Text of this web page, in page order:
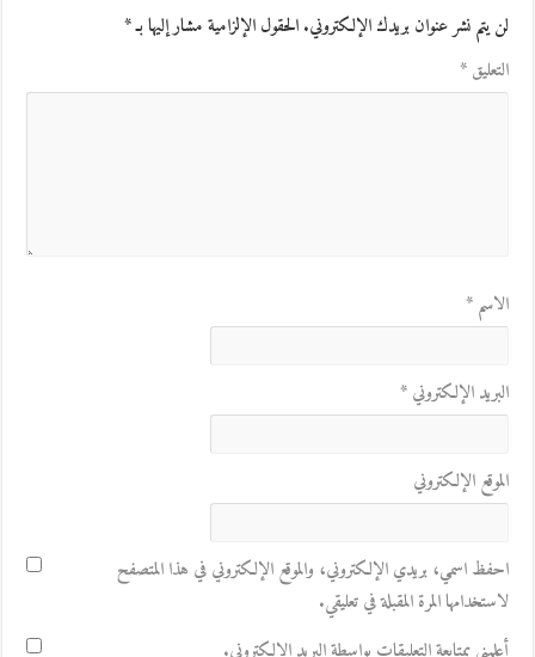
لن يتم نشر عنوان بريدك الإلكتروني.الحقول الإلزامية مشار إليها بـ*
التعليق*
الاسم*
البريد الإلكتروني*
الموقع الإلكتروني
احفظ اسمي، بريدي الإلكتروني، والموقع الإلكتروني في هذا المتصفح
لاستخدامها المرة المقبلة في تعليقي.